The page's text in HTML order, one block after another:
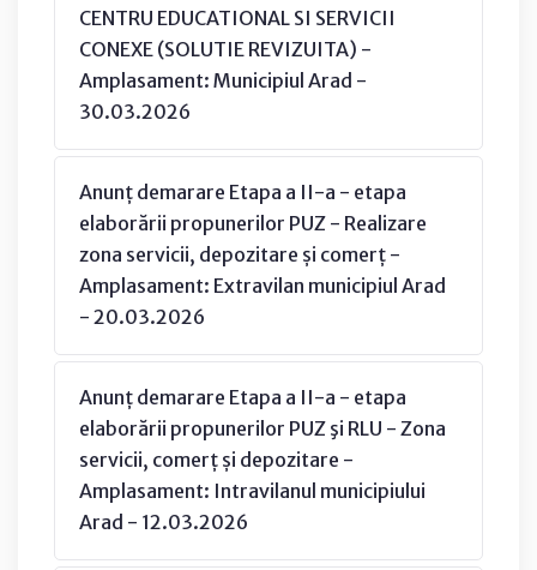
CENTRU EDUCATIONAL SI SERVICII
CONEXE (SOLUTIE REVIZUITA) -
Amplasament: Municipiul Arad -
30.03.2026
Anunț demarare Etapa a II-a - etapa
elaborării propunerilor PUZ - Realizare
zona servicii, depozitare și comerț -
Amplasament: Extravilan municipiul Arad
- 20.03.2026
Anunț demarare Etapa a II-a - etapa
elaborării propunerilor PUZ şi RLU - Zona
servicii, comerț și depozitare -
Amplasament: Intravilanul municipiului
Arad - 12.03.2026